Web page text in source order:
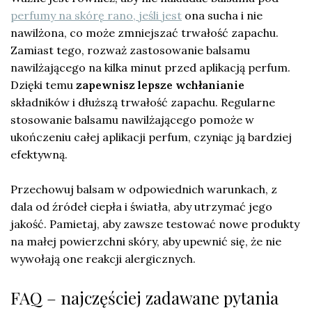
perfumy na skórę rano, jeśli jest ona sucha i nie
nawilżona, co może zmniejszać trwałość zapachu.
Zamiast tego, rozważ zastosowanie balsamu
nawilżającego na kilka minut przed aplikacją perfum.
Dzięki temu zapewnisz lepsze wchłanianie
składników i dłuższą trwałość zapachu. Regularne
stosowanie balsamu nawilżającego pomoże w
ukończeniu całej aplikacji perfum, czyniąc ją bardziej
efektywną.
Przechowuj balsam w odpowiednich warunkach, z
dala od źródeł ciepła i światła, aby utrzymać jego
jakość. Pamietaj, aby zawsze testować nowe produkty
na małej powierzchni skóry, aby upewnić się, że nie
wywołają one reakcji alergicznych.
FAQ – najczęściej zadawane pytania